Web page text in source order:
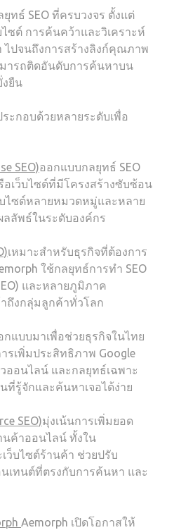
ทธ์ SEO ที่ครบวงจร ตั้งแต่
ไซต์ การค้นคว้าและวิเคราะห์
ไปจนถึงการสร้างลิงก์คุณภาพ
มารถติดอันดับการค้นหาบน
งยืน
ะกอบด้วยหลายระดับเพื่อ
SEO)ออกแบบกลยุทธ์ SEO
เว็บไซต์ที่มีโครงสร้างซับซ้อน
ไซต์หลายหมวดหมู่และหลาย
ลัพธ์ในระดับองค์กร
เหมาะสำหรับธุรกิจที่ต้องการ
ใช้กลยุทธ์การทำ SEO
และหลายภูมิภาค
าถึงกลุ่มลูกค้าทั่วโลก
กแบบมาเพื่อช่วยธุรกิจในไทย
รเพิ่มประสิทธิภาพ Google
ออนไลน์ และกลยุทธ์เฉพาะ
ที่รู้จักและค้นหาเจอได้ง่าย
SEO)มุ่งเน้นการเพิ่มยอด
นค้าออนไลน์ ทั้งใน
ว็บไซต์ร้านค้า ช่วยปรับ
เทนต์ที่ตรงกับการค้นหา และ
Aemorph เปิดโอกาสให้